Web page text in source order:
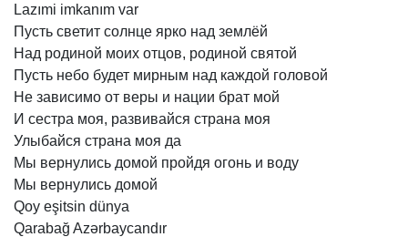
Lazımi imkanım var
Пусть светит солнце ярко над землёй
Над родиной моих отцов, родиной святой
Пусть небо будет мирным над каждой головой
Не зависимо от веры и нации брат мой
И сестра моя, развивайся страна моя
Улыбайся страна моя да
Мы вернулись домой пройдя огонь и воду
Мы вернулись домой
Qoy eşitsin dünya
Qarabağ Azərbaycandır